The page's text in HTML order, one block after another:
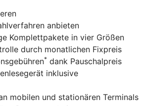
anbieten
Komplettpakete in vier Größen
durch monatlichen Fixpreis
* dank Pauschalpreis
inklusive
mobilen und stationären Terminals